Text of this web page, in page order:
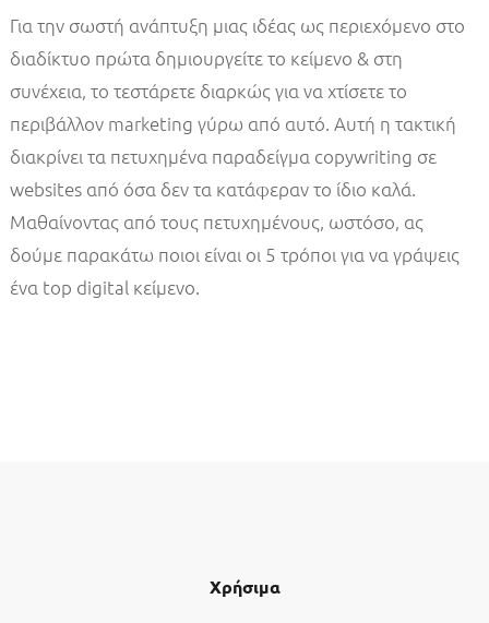
Για την σωστή ανάπτυξη μιας ιδέας ως περιεχόμενο στο
διαδίκτυο πρώτα δημιουργείτε το κείμενο & στη
συνέχεια, το τεστάρετε διαρκώς για να χτίσετε το
περιβάλλον marketing γύρω από αυτό. Αυτή η τακτική
διακρίνει τα πετυχημένα παραδείγμα copywriting σε
websites από όσα δεν τα κατάφεραν το ίδιο καλά.
Μαθαίνοντας από τους πετυχημένους, ωστόσο, ας
δούμε παρακάτω ποιοι είναι οι 5 τρόποι για να γράψεις
ένα top digital κείμενο.
Χρήσιμα